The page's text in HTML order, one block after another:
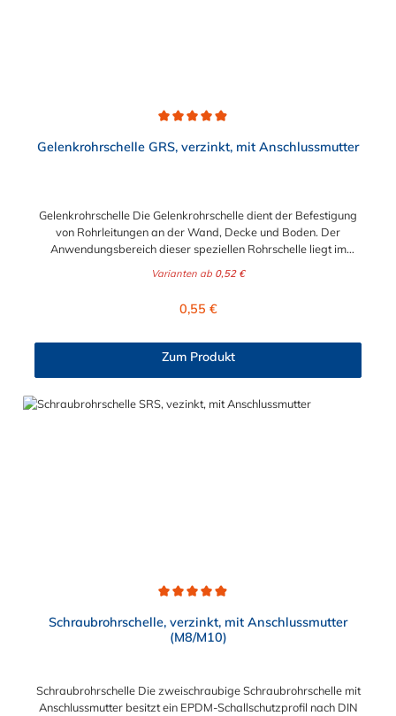
Gelenkrohrschelle GRS, verzinkt, mit Anschlussmutter
Gelenkrohrschelle Die Gelenkrohrschelle dient der Befestigung
von Rohrleitungen an der Wand, Decke und Boden. Der
Anwendungsbereich dieser speziellen Rohrschelle liegt im
EPDM-Schallschutzeinlage entsprechend den Anforderungen
Anschlußmutter besitzt einen Schnellverschluß, der eine
ermöglicht. *Dämmprofil kann ohne Weiteres entfernt werden.
Varianten ab 0,52 €
Regulärer Preis:
0,55 €
Zum Produkt
Schraubrohrschelle, verzinkt, mit Anschlussmutter
(M8/M10)
Schraubrohrschelle Die zweischraubige Schraubrohrschelle mit
Anschlussmutter besitzt ein EPDM-Schallschutzprofil nach DIN